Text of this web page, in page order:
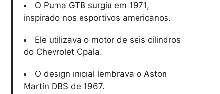
O Puma GTB surgiu em 1971,
inspirado nos esportivos americanos.
Ele utilizava o motor de seis cilindros
do Chevrolet Opala.
O design inicial lembrava o Aston
Martin DBS de 1967.